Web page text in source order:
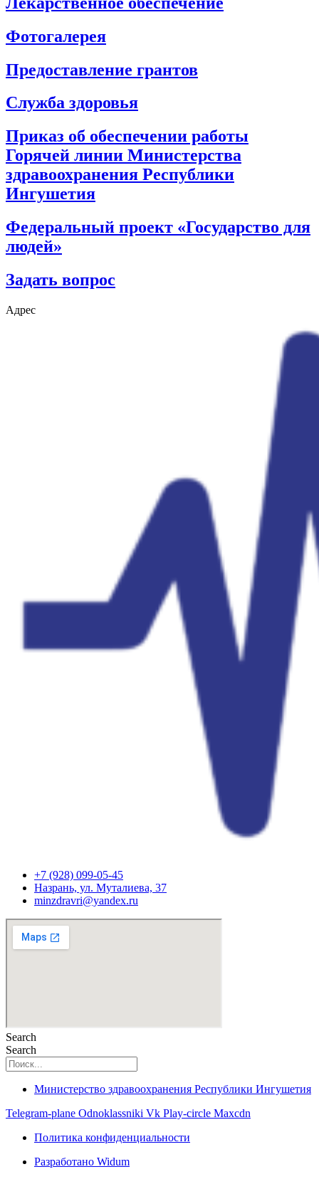
Фотогалерея
Предоставление грантов
Служба здоровья
Приказ об обеспечении работы
Горячей линии Министерства
здравоохранения Республики
Ингушетия
Федеральный проект «Государство для
людей»
Задать вопрос
Адрес
+7 (928) 099-05-45
Назрань, ул. Муталиева, 37
minzdravri@yandex.ru
Search
Search
Министерство здравоохранения Республики Ингушетия
Telegram-plane Odnoklassniki Vk Play-circle Maxcdn
Политика конфиденциальности
Разработано Widum